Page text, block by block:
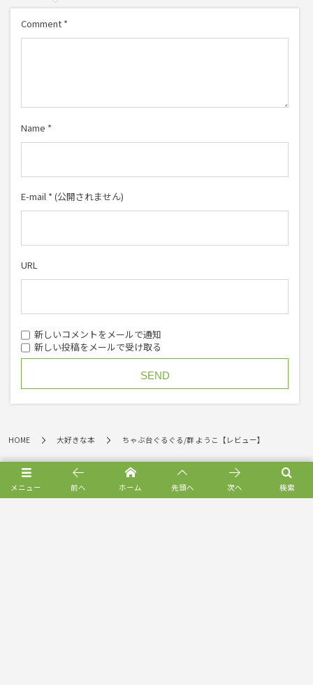
Comment *
Name *
E-mail * (公開されません)
URL
新しいコメントをメールで通知
新しい投稿をメールで受け取る
HOME 大好きな本 ちゃぶ台ぐるぐる/群 ようこ【レビュー】
メニュー 検索
前へ ホーム 先頭へ 次へ